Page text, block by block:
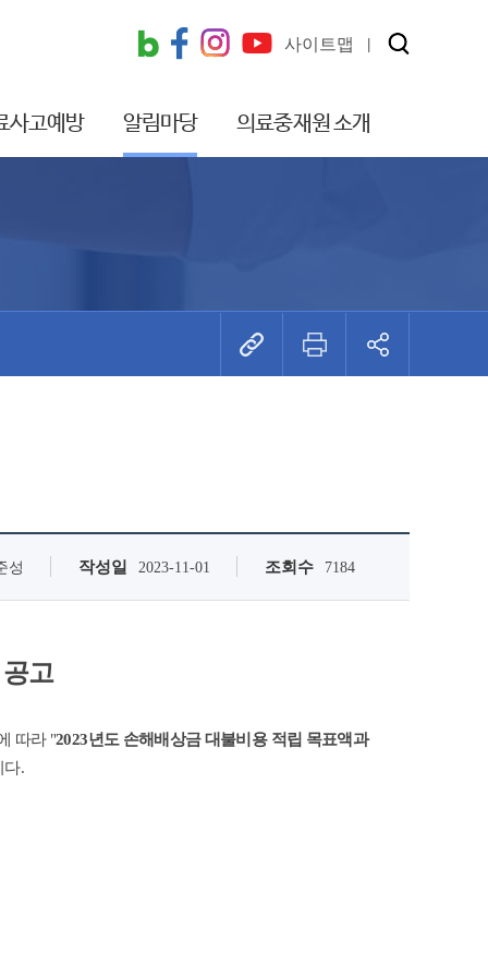
사이트맵
사고예방 알림마당 의료중재원 소개
성 작성일 2023-11-01 조회수 7184
고
따라 "2023년도 손해배상금 대불비용 적립 목표액과
다.